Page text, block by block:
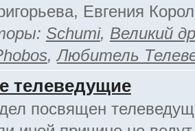
Евгения
Schumi, Великий
,Любитель
телеведущие
посвящен